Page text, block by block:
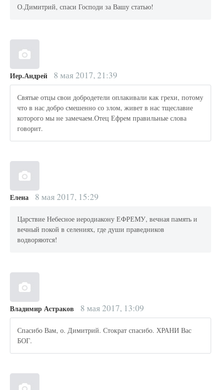
О.Димитрий, спаси Господи за Вашу статью!
Иер.Андрей 8 мая 2017, 21:39
Святые отцы свои добродетели оплакивали как грехи, потому
что в нас добро смешенно со злом, живет в нас тщеславие
которого мы не замечаем.Отец Ефрем правильные слова
говорит.
Елена 8 мая 2017, 15:29
Царствие Небесное иеродиакону ЕФРЕМУ, вечная память и
вечный покой в селениях, где души праведников
водворяются!
Владимир Астраков 8 мая 2017, 13:09
Спасибо Вам, о. Димитрий. Стократ спасибо. ХРАНИ Вас
БОГ.